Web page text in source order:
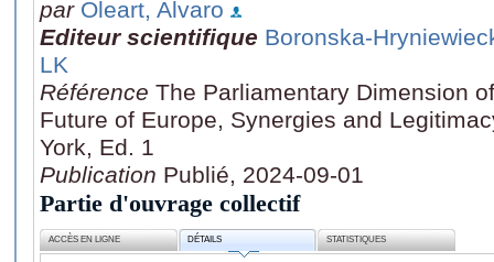
par Oleart, Alvaro
Editeur scientifique Boronska-
LK
Référence The Parliamentary Dimension
Future of Europe, Synergies and
York, Ed. 1
Publication Publié, 2024-09-01
Partie d'ouvrage collectif
ACCÈS EN LIGNE DÉTAILS STATISTIQUES